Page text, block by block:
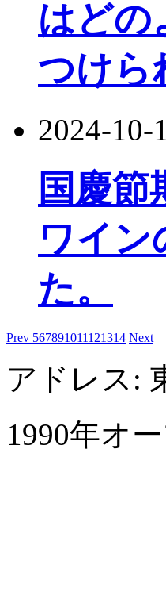
はどの
つけら
2024-10-
国慶
ワイン
た。
Prev 567891011121314 Next
アドレス:
1990年オ